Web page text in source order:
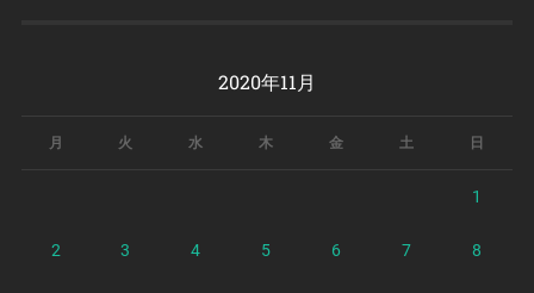
2020年11月
月 火 水 木 金 土 日
1
2 3 4 5 6 7 8